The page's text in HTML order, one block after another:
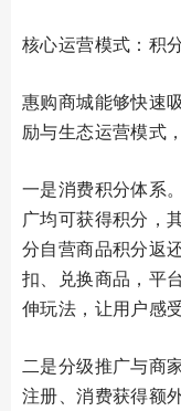
核心运营模式：积
惠购商城能够快速
励与生态运营模式
一是消费积分体系
广均可获得积分，
分自营商品积分返
扣、兑换商品，平
伸玩法，让用户感
二是分级推广与商
注册、消费获得额